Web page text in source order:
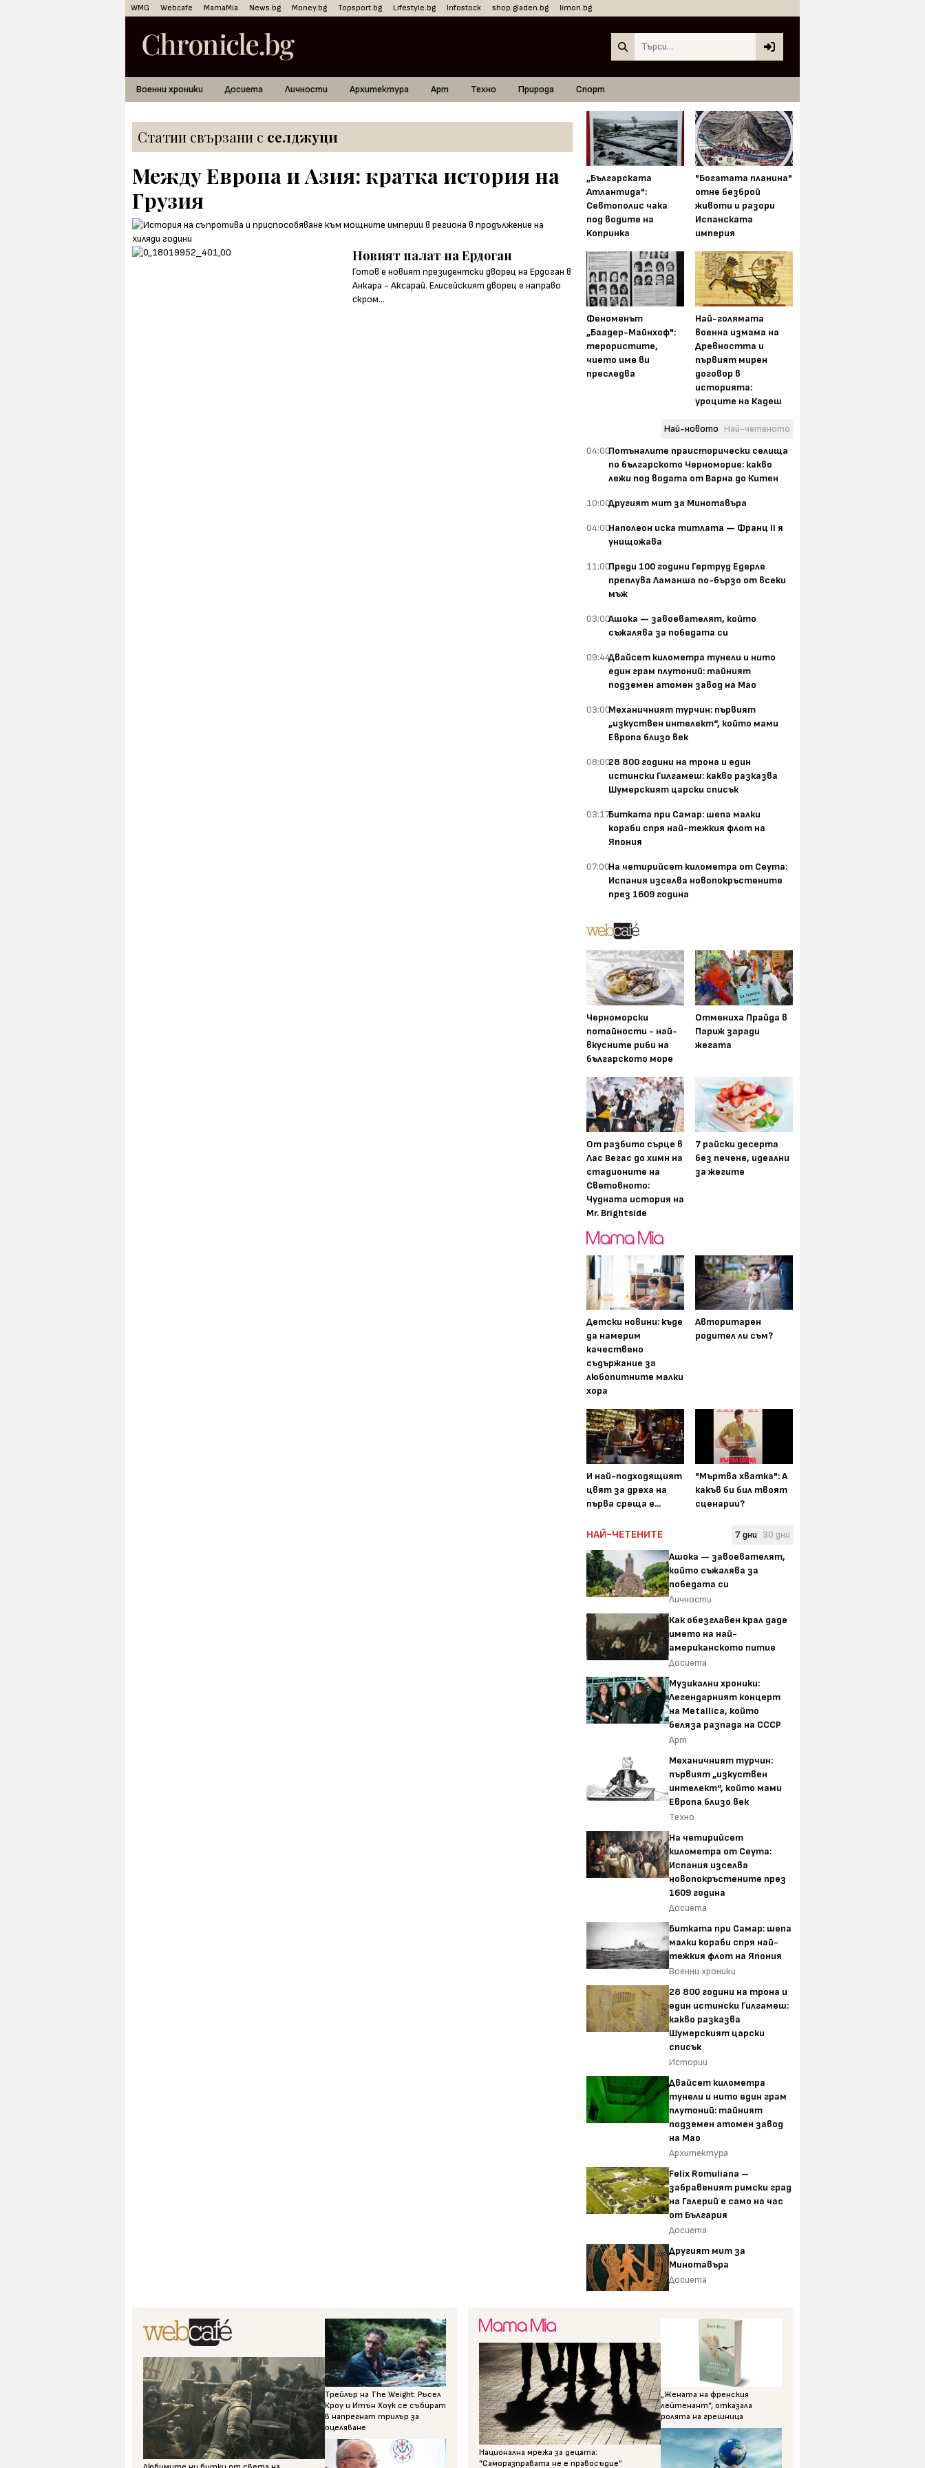
WMG Webcafe MamaMia News.bg Money.bg Topsport.bg Lifestyle.bg Infostock shop.gladen.bg limon.bg
Военни хроники Досиета Личности Архитектура Арт Техно Природа Спорт
Статии свързани с селджуци
Между Европа и Азия: кратка история на
Грузия
Новият палат на Ердоган
Готов е новият президентски дворец на Ердоган в
Анкара - Аксарай. Елисейският дворец е направо
скром...
„Българската
Атлантида":
Севтополис чака
под водите на
Копринка
"Богатата планина"
отне безброй
животи и разори
Испанската
империя
Феноменът
„Баадер-Майнхоф":
терористите,
чието име ви
преследва
Най-голямата
военна измама на
Древността и
първият мирен
договор в
историята:
уроците на Кадеш
Най-новото Най-четеното
04:00Потъналите праисторически селища
по българското Черноморие: какво
лежи под водата от Варна до Китен
10:00Другият мит за Минотавъра
04:00Наполеон иска титлата — Франц II я
унищожава
11:00Преди 100 години Гертруд Едерле
преплува Ламанша по-бързо от всеки
мъж
03:00Ашока — завоевателят, който
съжалява за победата си
09:44Двайсет километра тунели и нито
един грам плутоний: тайният
подземен атомен завод на Мао
03:00Механичният турчин: първият
„изкуствен интелект“, който мами
Европа близо век
08:0028 800 години на трона и един
истински Гилгамеш: какво разказва
Шумерският царски списък
03:17Битката при Самар: шепа малки
кораби спря най-тежкия флот на
Япония
07:00На четирийсет километра от Сеута:
Испания изселва новопокръстените
през 1609 година
Черноморски
потайности - най-
вкусните риби на
българското море
Отмениха Прайда в
Париж заради
жегата
От разбито сърце в
Лас Вегас до химн на
стадионите на
Световното:
Чудната история на
Mr. Brightside
7 райски десерта
без печене, идеални
за жегите
Детски новини: къде
да намерим
качествено
съдържание за
любопитните малки
хора
Авторитарен
родител ли съм?
И най-подходящият
цвят за дреха на
първа среща е...
"Мъртва хватка": А
какъв би бил твоят
сценарии?
НАЙ-ЧЕТЕНИТЕ 7 дни 30 дни
Ашока — завоевателят,
който съжалява за
победата си
Личности
Как обезглавен крал даде
името на най-
американското питие
Досиета
Музикални хроники:
Легендарният концерт
на Metallica, който
беляза разпада на СССР
Арт
Механичният турчин:
първият „изкуствен
интелект“, който мами
Европа близо век
Техно
На четирийсет
километра от Сеута:
Испания изселва
новопокръстените през
1609 година
Досиета
Битката при Самар: шепа
малки кораби спря най-
тежкия флот на Япония
Военни хроники
28 800 години на трона и
един истински Гилгамеш:
какво разказва
Шумерският царски
списък
Истории
Двайсет километра
тунели и нито един грам
плутоний: тайният
подземен атомен завод
на Мао
Архитектура
Felix Romuliana –
забравеният римски град
на Галерий е само на час
от България
Досиета
Другият мит за
Минотавъра
Досиета
Трейлър на The Weight: Ръсел
Кроу и Итън Хоук се събират
в напрегнат трилър за
оцеляване
Национална мрежа за децата:
"Саморазправата не е правосъдие"
„Жената на френския
лейтенант“, отказала
ролята на грешница